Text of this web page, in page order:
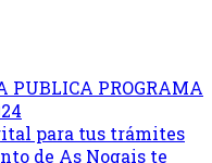
PUBLICA PROGRAMA
para tus trámites
de As Nogais te